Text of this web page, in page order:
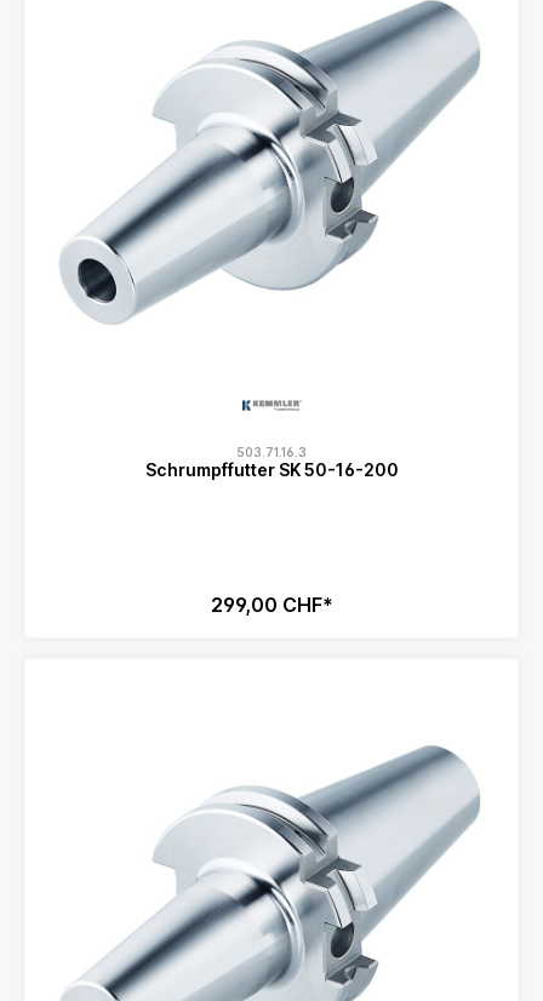
503.71.16.3
Schrumpffutter SK 50-16-200
299,00 CHF*